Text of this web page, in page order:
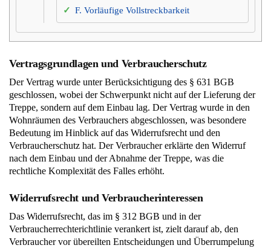
F. Vorläufige Vollstreckbarkeit
Vertragsgrundlagen und Verbraucherschutz
Der Vertrag wurde unter Berücksichtigung des § 631 BGB
geschlossen, wobei der Schwerpunkt nicht auf der Lieferung der
Treppe, sondern auf dem Einbau lag. Der Vertrag wurde in den
Wohnräumen des Verbrauchers abgeschlossen, was besondere
Bedeutung im Hinblick auf das Widerrufsrecht und den
Verbraucherschutz hat. Der Verbraucher erklärte den Widerruf
nach dem Einbau und der Abnahme der Treppe, was die
rechtliche Komplexität des Falles erhöht.
Widerrufsrecht und Verbraucherinteressen
Das Widerrufsrecht, das im § 312 BGB und in der
Verbraucherrechterichtlinie verankert ist, zielt darauf ab, den
Verbraucher vor übereilten Entscheidungen und Überrumpelung